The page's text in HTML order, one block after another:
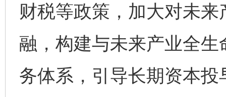
财税等政策，加大对未
融，构建与未来产业全
务体系，引导长期资本